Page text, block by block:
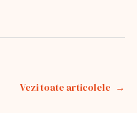
Vezi toate articolele